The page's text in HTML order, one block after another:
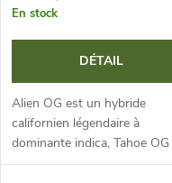
o
d
u
e
p
r
En stock
DÉTAIL
Alien OG est un hybride
californien légendaire à
dominante indica, Tahoe
Alien Kush. Plante